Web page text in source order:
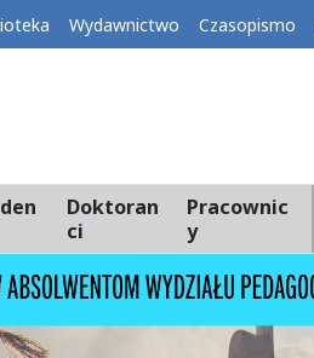
Wydawnictwo Czasopismo
Doktoran
ci
Pracownic
y